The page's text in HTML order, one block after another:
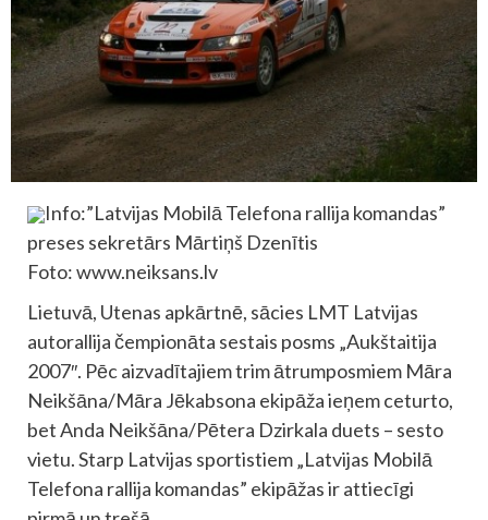
Info:”Latvijas Mobilā Telefona rallija komandas”
preses sekretārs Mārtiņš Dzenītis
Foto: www.neiksans.lv
Lietuvā, Utenas apkārtnē, sācies LMT Latvijas
autorallija čempionāta sestais posms „Aukštaitija
2007″. Pēc aizvadītajiem trim ātrumposmiem Māra
Neikšāna/Māra Jēkabsona ekipāža ieņem ceturto,
bet Anda Neikšāna/Pētera Dzirkala duets – sesto
vietu. Starp Latvijas sportistiem „Latvijas Mobilā
Telefona rallija komandas” ekipāžas ir attiecīgi